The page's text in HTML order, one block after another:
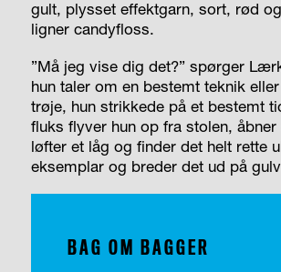
gult, plysset effektgarn, sort, rød
ligner candyfloss.
”Må jeg vise dig det?” spørger
hun taler om en bestemt teknik
trøje, hun strikkede på et bestemt
fluks flyver hun op fra stolen, åbner
løfter et låg og finder det helt rette
eksemplar og breder det ud på
BAG OM BAGGER